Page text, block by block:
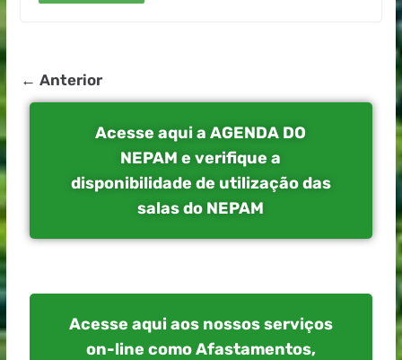
← Anterior
Acesse aqui a AGENDA DO
NEPAM e verifique a
disponibilidade de utilização das
salas do NEPAM
Acesse aqui aos nossos serviços
on-line como Afastamentos,